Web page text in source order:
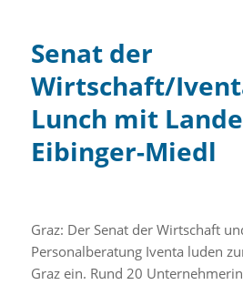
Senat der
Wirtschaft/
Lunch mit
Eibinger-Miedl
Graz: Der Senat der Wirtschaft
Personalberatung Iventa luden
Graz ein. Rund 20